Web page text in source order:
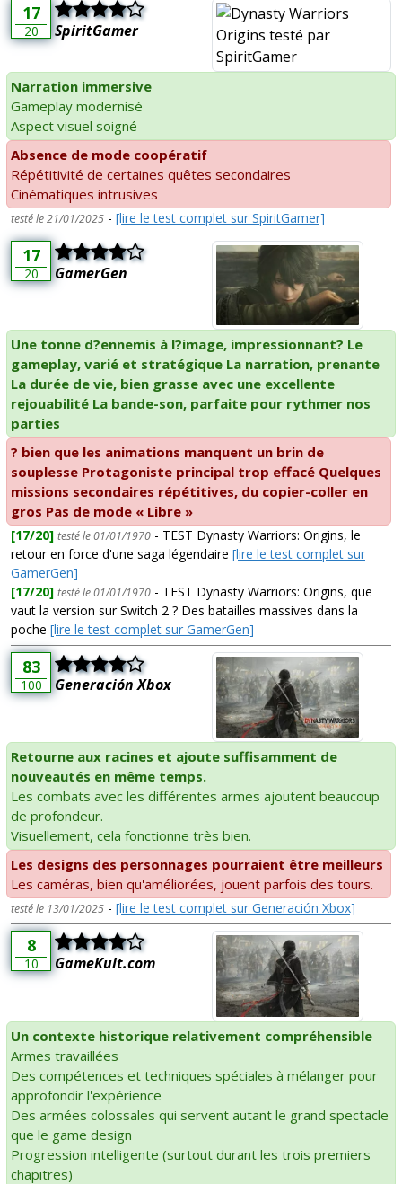
17
20 SpiritGamer
Narration immersive
Gameplay modernisé
Aspect visuel soigné
Absence de mode coopératif
Répétitivité de certaines quêtes secondaires
Cinématiques intrusives
testé le 21/01/2025 - [lire le test complet sur SpiritGamer]
17
20 GamerGen
Une tonne d?ennemis à l?image, impressionnant? Le
gameplay, varié et stratégique La narration, prenante
La durée de vie, bien grasse avec une excellente
rejouabilité La bande-son, parfaite pour rythmer nos
parties
? bien que les animations manquent un brin de
souplesse Protagoniste principal trop effacé Quelques
missions secondaires répétitives, du copier-coller en
gros Pas de mode « Libre »
[17/20] testé le 01/01/1970 - TEST Dynasty Warriors: Origins, le
retour en force d'une saga légendaire [lire le test complet sur
GamerGen]
[17/20] testé le 01/01/1970 - TEST Dynasty Warriors: Origins, que
vaut la version sur Switch 2 ? Des batailles massives dans la
poche [lire le test complet sur GamerGen]
83
100 Generación Xbox
Retourne aux racines et ajoute suffisamment de
nouveautés en même temps.
Les combats avec les différentes armes ajoutent beaucoup
de profondeur.
Visuellement, cela fonctionne très bien.
Les designs des personnages pourraient être meilleurs
Les caméras, bien qu'améliorées, jouent parfois des tours.
testé le 13/01/2025 - [lire le test complet sur Generación Xbox]
8
10 GameKult.com
Un contexte historique relativement compréhensible
Armes travaillées
Des compétences et techniques spéciales à mélanger pour
approfondir l'expérience
Des armées colossales qui servent autant le grand spectacle
que le game design
Progression intelligente (surtout durant les trois premiers
chapitres)